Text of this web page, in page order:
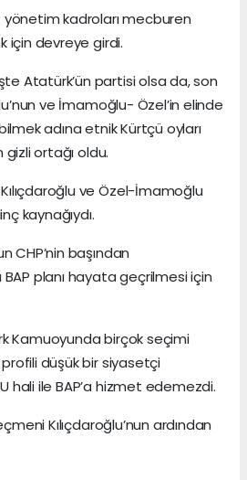
yönetim kadroları mecburen
için devreye girdi.
Atatürk’ün partisi olsa da, son
ve İmamoğlu- Özel’in elinde
adına etnik Kürtçü oyları
gizli ortağı oldu.
ve Özel-İmamoğlu
kaynağıydı.
CHP’nin başından
BAP planı hayata geçrilmesi için
Kamuoyunda birçok seçimi
düşük bir siyasetçi
hali ile BAP’a hizmet edemezdi.
Kılıçdaroğlu’nun ardından